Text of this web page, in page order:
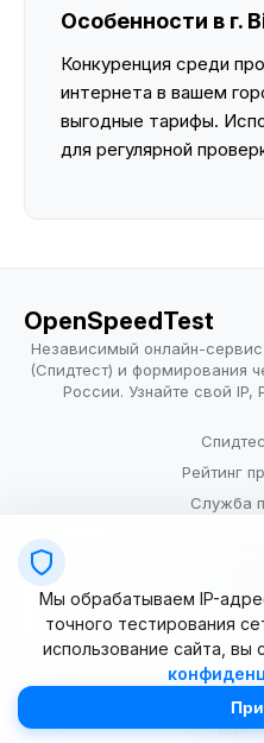
Особенности в г.
Конкуренция среди
интернета в вашем
выгодные тарифы.
для регулярной
OpenSpeedTest
Независимый онлайн-сервис
(Спидтест) и формирования
России. Узнайте свой IP,
Рейтинг
Служба
Условия
© 2025–2026
Мы обрабатываем IP-
точного тестирования
использование сайта, вы